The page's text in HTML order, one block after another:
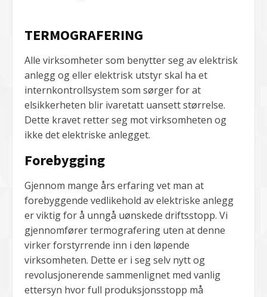
TERMOGRAFERING
Alle virksomheter som benytter seg av elektrisk
anlegg og eller elektrisk utstyr skal ha et
internkontrollsystem som sørger for at
elsikkerheten blir ivaretatt uansett størrelse.
Dette kravet retter seg mot virksomheten og
ikke det elektriske anlegget.
Forebygging
Gjennom mange års erfaring vet man at
forebyggende vedlikehold av elektriske anlegg
er viktig for å unngå uønskede driftsstopp. Vi
gjennomfører termografering uten at denne
virker forstyrrende inn i den løpende
virksomheten. Dette er i seg selv nytt og
revolusjonerende sammenlignet med vanlig
ettersyn hvor full produksjonsstopp må